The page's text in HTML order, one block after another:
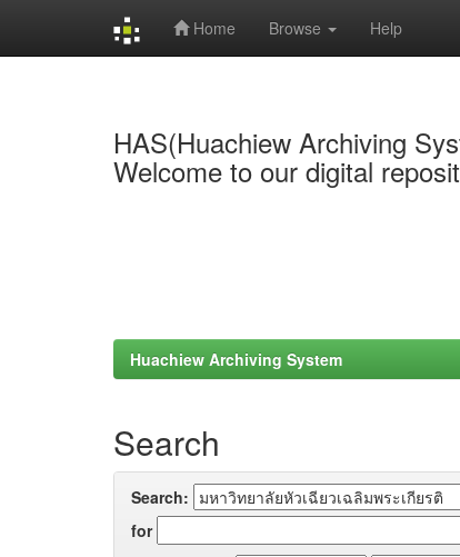
Home Browse Help
HAS(Huachiew Archiving
Welcome to our digital
Huachiew Archiving System
Search
Search:
for